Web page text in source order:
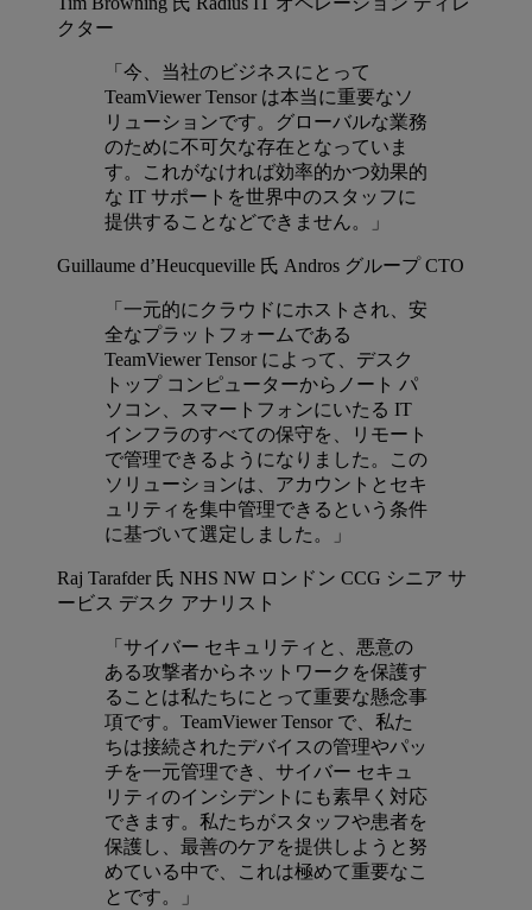
クター
「今、当社のビジネスにとって
TeamViewer Tensor は本当に重要なソ
リューションです。グローバルな業務
のために不可欠な存在となっていま
す。これがなければ効率的かつ効果的
な IT サポートを世界中のスタッフに
提供することなどできません。」
Guillaume d’Heucqueville 氏 Andros グループ CTO
「一元的にクラウドにホストされ、安
全なプラットフォームである
TeamViewer Tensor によって、デスク
トップ コンピューターからノート パ
ソコン、スマートフォンにいたる IT
インフラのすべての保守を、リモート
で管理できるようになりました。この
ソリューションは、アカウントとセキ
ュリティを集中管理できるという条件
に基づいて選定しました。」
Raj Tarafder 氏 NHS NW ロンドン CCG シニア サ
ービス デスク アナリスト
「サイバー セキュリティと、悪意の
ある攻撃者からネットワークを保護す
ることは私たちにとって重要な懸念事
項です。TeamViewer Tensor で、私た
ちは接続されたデバイスの管理やパッ
チを一元管理でき、サイバー セキュ
リティのインシデントにも素早く対応
できます。私たちがスタッフや患者を
保護し、最善のケアを提供しようと努
めている中で、これは極めて重要なこ
とです。」